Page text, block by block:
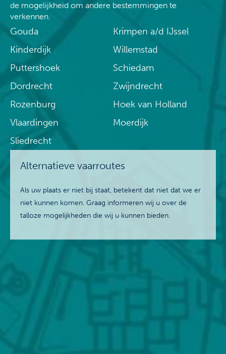
de mogelijkheid om andere bestemmingen te
verkennen.
Gouda
Kinderdijk
Puttershoek
Dordrecht
Rozenburg
Vlaardingen
Sliedrecht
Krimpen a/d IJssel
Willemstad
Schiedam
Zwijndrecht
Hoek van Holland
Moerdijk
Alternatieve vaarroutes
Als uw plaats er niet bij staat, betekent dat niet dat we er
niet kunnen komen. Graag informeren wij u over de
talloze mogelijkheden die wij u kunnen bieden.